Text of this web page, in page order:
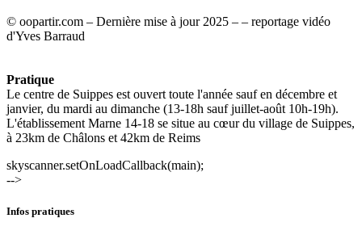
© oopartir.com – Dernière mise à jour 2025 – – reportage vidéo
d'Yves Barraud
Pratique
Le centre de Suippes est ouvert toute l'année sauf en décembre et
janvier, du mardi au dimanche (13-18h sauf juillet-août 10h-19h).
L'établissement Marne 14-18 se situe au cœur du village de Suippes,
à 23km de Châlons et 42km de Reims
skyscanner.setOnLoadCallback(main);
-->
Infos pratiques